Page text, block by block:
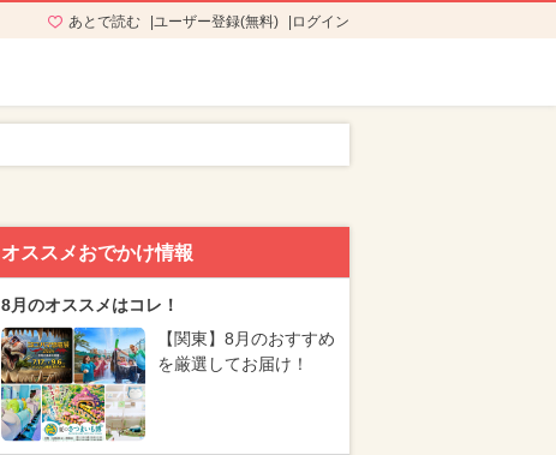
あとで読む ユーザー登録(無料) ログイン
オススメおでかけ情報
8月のオススメはコレ！
【関東】8月のおすすめ
を厳選してお届け！